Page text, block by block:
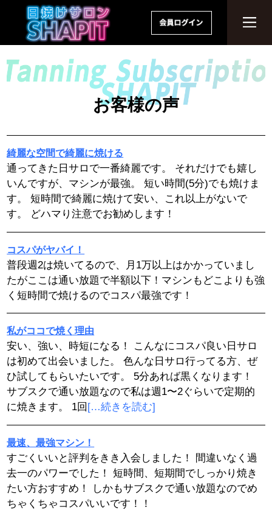
お客様の声
綺麗な空間で綺麗に焼ける
通ってきた日サロで一番綺麗です。 それだけでも嬉し
いんですが、マシンが最強。 短い時間(5分)でも焼けま
す。 短時間で綺麗に焼けて安い、これ以上がないで
す。 どハマり注意でお勧めします！
コスパがヤバイ！
普段週2は焼いてるので、月1万以上はかかっていまし
たがここは通い放題で半額以下！マシンもどこよりも強
く短時間で焼けるのでコスパ最強です！
私がココで焼く理由
安い、強い、時短になる！ こんなにコスパ良い日サロ
は初めて出会いました。 色んな日サロ行ってる方、ぜ
ひ試してもらいたいです。 5分あれば黒くなります！
サブスクで通い放題なので私は週1〜2ぐらいで定期的
に焼きます。 1回 […続きを読む]
最速、最強マシン！
すごくいいと評判をきき入会しました！ 間違いなく過
去一のパワーでした！ 短時間、短期間でしっかり焼き
たい方おすすめ！ しかもサブスクで通い放題なのでめ
ちゃくちゃコスパいいです！！